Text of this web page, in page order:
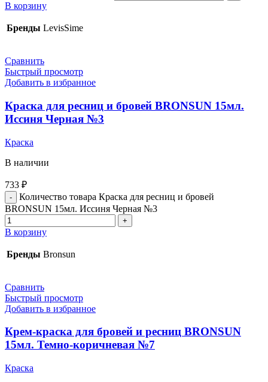
В корзину
Бренды LevisSime
Сравнить
Быстрый просмотр
Добавить в избранное
Краска для ресниц и бровей BRONSUN 15мл.
Иссиня Черная №3
Краска
В наличии
733 ₽
Количество товара Краска для ресниц и бровей
BRONSUN 15мл. Иссиня Черная №3
В корзину
Бренды Bronsun
Сравнить
Быстрый просмотр
Добавить в избранное
Крем-краска для бровей и ресниц BRONSUN
15мл. Темно-коричневая №7
Краска